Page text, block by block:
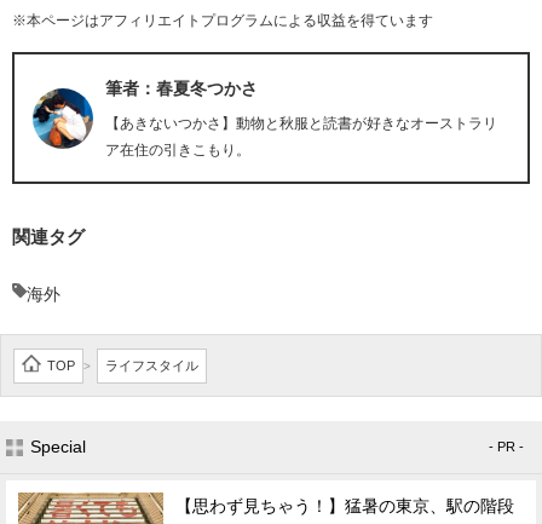
※本ページはアフィリエイトプログラムによる収益を得ています
筆者：春夏冬つかさ
【あきないつかさ】動物と秋服と読書が好きなオーストラリ
ア在住の引きこもり。
関連タグ
海外
TOP > ライフスタイル
Special - PR -
【思わず見ちゃう！】猛暑の東京、駅の階段